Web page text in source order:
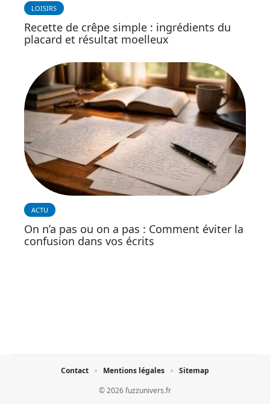
LOISIRS
Recette de crêpe simple : ingrédients du
placard et résultat moelleux
ACTU
On n’a pas ou on a pas : Comment éviter la
confusion dans vos écrits
© 2026 fuzzunivers.fr
Contact Mentions légales Sitemap